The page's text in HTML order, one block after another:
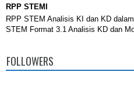
RPP STEMI
RPP STEM Analisis KI dan KD
STEM Format 3.1 Analisis KD dan
FOLLOWERS